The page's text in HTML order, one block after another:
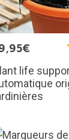
life